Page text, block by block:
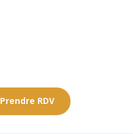
Prendre RDV